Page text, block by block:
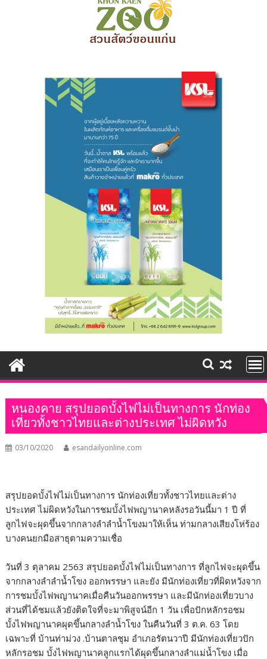
หนองคาย สรุปยอดบั้งไฟไม่เป็นทางการ นักท่อง
เที่ยวทั้งชาวไทยและต่างประเทศ ไม่ผิดหวัง
03/10/2020 esandailyonline.com
สรุปยอดบั้งไฟไม่เป็นทางการ นักท่องเที่ยวทั้งชาวไทยและต่าง
ประเทศ ไม่ผิดหวังในการชมบั้งไฟพญานาคหลังรอวันนี้มา 1 ปี ที่
ลูกไฟจะผุดขึ้นจากกลางลำลำน้ำโขงมาให้เห็น ท่ามกลางเสียงโห่ร้อง
บางคนยกมือสาธุตามความเชื่อ
วันที่ 3 ตุลาคม 2563 สรุปยอดบั้งไฟไม่เป็นทางการ ที่ลูกไฟจะผุดขึ้น
จากกลางลำลำน้ำโขง ออกพรรษา และยัง มีนักท่องเที่ยวที่ผิดหวังจาก
การชมบั้งไฟพญานาคเมื่อคืนวันออกพรรษา และมีนักท่องเที่ยวบาง
ส่วนที่ได้ชมแล้วยังติดใจที่จะมาพิสูจน์อีก 1 วัน เพื่อปักหลักรอชม
บั้งไฟพญานาคผุดขึ้นกลางลำน้ำโขง ในคืนวันที่ 3 ต.ค. 63 โดย
เฉพาะที่ บ้านท่าม่วง .บ้านตาลชุม อำเภอรัตนวาปี มีนักท่องเที่ยวปัก
หลักรอชม บั้งไฟพญานาคลูกแรกได้ผุดขึ้นกลางลำแม่น้ำโขง เมื่อ